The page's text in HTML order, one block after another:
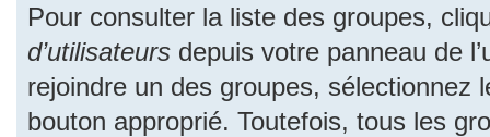
Pour consulter la liste des groupes,
d’utilisateurs depuis votre panneau de
rejoindre un des groupes, sélectionnez
bouton approprié. Toutefois, tous les